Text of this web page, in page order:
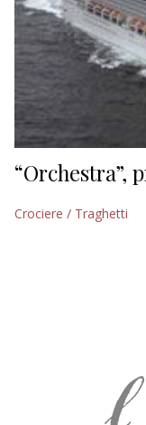
“Orchestra”,
Crociere / Traghetti